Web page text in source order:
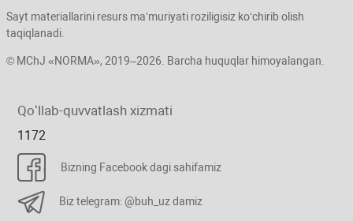
Sayt materiallarini resurs ma’muriyati roziligisiz koʻchirib olish
taqiqlanadi.
© MChJ «NORMA», 2019–2026. Barcha huquqlar himoyalangan.
Qoʻllab-quvvatlash хizmati
1172
Bizning Facebook dagi sahifamiz
Biz telegram: @buh_uz damiz